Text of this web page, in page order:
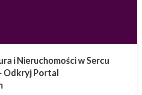
i Nieruchomości w Sercu
Odkryj Portal